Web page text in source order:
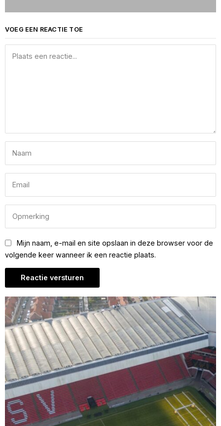
VOEG EEN REACTIE TOE
Mijn naam, e-mail en site opslaan in deze browser voor de
volgende keer wanneer ik een reactie plaats.